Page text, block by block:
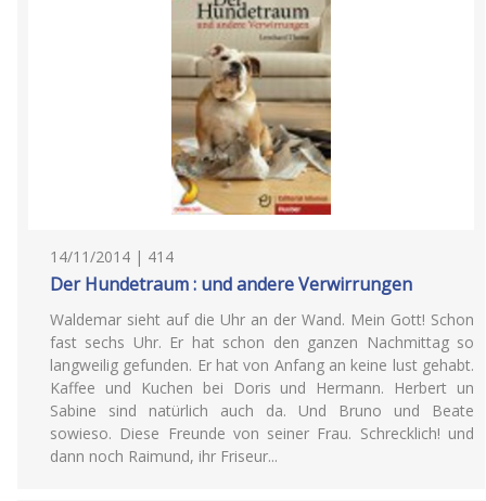
14/11/2014 | 414
Der Hundetraum : und andere Verwirrungen
Waldemar sieht auf die Uhr an der Wand. Mein Gott! Schon
fast sechs Uhr. Er hat schon den ganzen Nachmittag so
langweilig gefunden. Er hat von Anfang an keine lust gehabt.
Kaffee und Kuchen bei Doris und Hermann. Herbert un
Sabine sind natürlich auch da. Und Bruno und Beate
sowieso. Diese Freunde von seiner Frau. Schrecklich! und
dann noch Raimund, ihr Friseur...